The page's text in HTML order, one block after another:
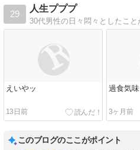
29
人生プププ
えいやッ
13日前
過食気味
3ヶ月前
このブログのここがポイント